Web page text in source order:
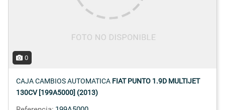
0
CAJA CAMBIOS AUTOMATICA FIAT PUNTO 1.9D MULTIJET
130CV [199A5000] (2013)